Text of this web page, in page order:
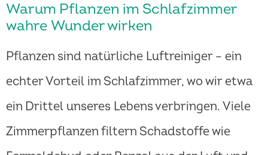
Warum Pflanzen im Schlafzimmer
wahre Wunder wirken
Pflanzen sind natürliche Luftreiniger – ein
echter Vorteil im Schlafzimmer, wo wir etwa
ein Drittel unseres Lebens verbringen. Viele
Zimmerpflanzen filtern Schadstoffe wie